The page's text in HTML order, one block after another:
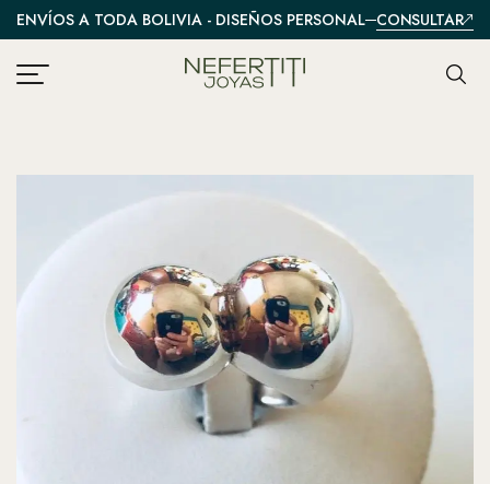
ENVÍOS A TODA BOLIVIA - DISEÑOS PERSONALIZADOS
CONSULTAR